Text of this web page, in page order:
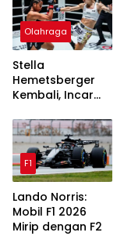
Olahraga
Stella
Hemetsberger
Kembali, Incar
Lawan Jackie
Buntan
F1
Lando Norris:
Mobil F1 2026
Mirip dengan F2